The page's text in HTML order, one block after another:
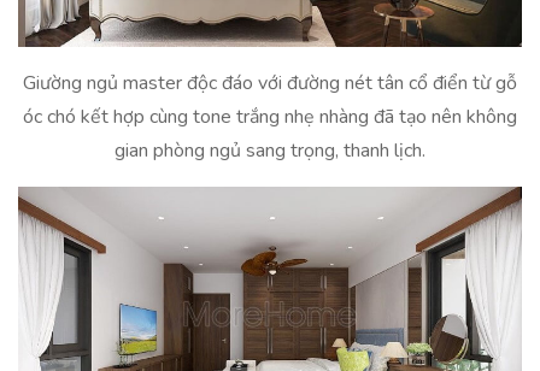
Giường ngủ master độc đáo với đường nét tân cổ điển từ gỗ
óc chó kết hợp cùng tone trắng nhẹ nhàng đã tạo nên không
gian phòng ngủ sang trọng, thanh lịch.